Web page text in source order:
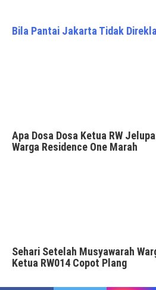
Bila Pantai Jakarta Tidak
Apa Dosa Dosa Ketua RW
Warga Residence One Marah
Sehari Setelah Musyawarah
Ketua RW014 Copot Plang